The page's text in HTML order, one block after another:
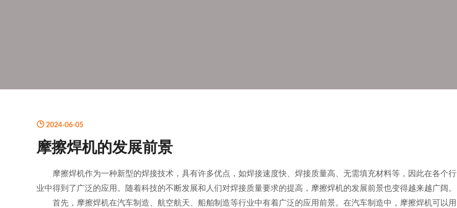
2024-06-05
摩擦焊机的发展前景
摩擦焊机作为一种新型的焊接技术，具有许多优点，如焊接速度快、焊接质量高、无需填充材料等，因此在各个行
业中得到了广泛的应用。随着科技的不断发展和人们对焊接质量要求的提高，摩擦焊机的发展前景也变得越来越广阔。
首先，摩擦焊机在汽车制造、航空航天、船舶制造等行业中有着广泛的应用前景。在汽车制造中，摩擦焊机可以用